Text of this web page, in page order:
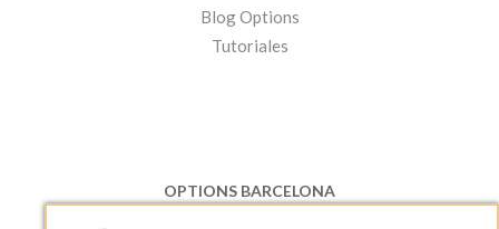
Blog Options
Tutoriales
OPTIONS BARCELONA